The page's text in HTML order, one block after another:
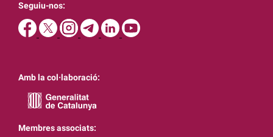
Seguiu-nos:
Amb la col·laboració:
Membres associats: